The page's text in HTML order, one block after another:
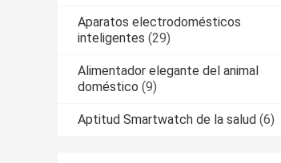
Aparatos electrodomésticos
inteligentes (29)
Alimentador elegante del animal
doméstico (9)
Aptitud Smartwatch de la salud (6)